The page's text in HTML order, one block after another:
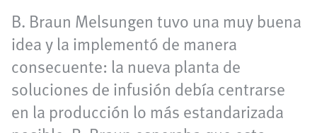
B. Braun Melsungen tuvo una muy buena
idea y la implementó de manera
consecuente: la nueva planta de
soluciones de infusión debía centrarse
en la producción lo más estandarizada